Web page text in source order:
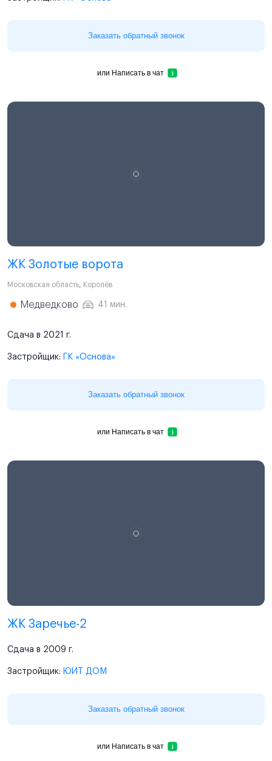
Заказать обратный звонок
или Написать в чат
ЖК Золотые ворота
Московская область, Королёв
Медведково 41 мин.
Сдача в 2021 г.
Застройщик: ГК «Основа»
Заказать обратный звонок
или Написать в чат
ЖК Заречье-2
Сдача в 2009 г.
Застройщик: ЮИТ ДОМ
Заказать обратный звонок
или Написать в чат